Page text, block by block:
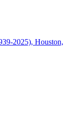
2025), Houston,